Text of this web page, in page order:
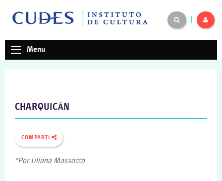
Menu
CHARQUICÁN
COMPARTÍ
*Por Liliana Massocco